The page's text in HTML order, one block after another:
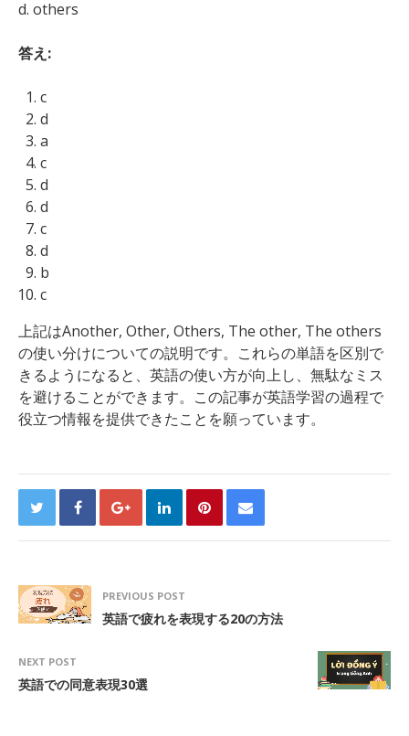
d. others
答え:
c
d
a
c
d
d
c
d
b
c
上記はAnother, Other, Others, The other, The others
の使い分けについての説明です。これらの単語を区別で
きるようになると、英語の使い方が向上し、無駄なミス
を避けることができます。この記事が英語学習の過程で
役立つ情報を提供できたことを願っています。
PREVIOUS POST
英語で疲れを表現する20の方法
NEXT POST
英語での同意表現30選